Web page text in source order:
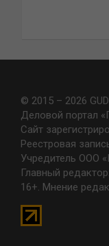
© 2015 – 2026
Деловой портал
Сайт
Реестровая
Учредитель ООО
Главный
16+. Мнение